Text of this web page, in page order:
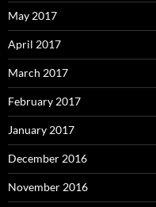
May 2017
April 2017
March 2017
February 2017
January 2017
December 2016
November 2016